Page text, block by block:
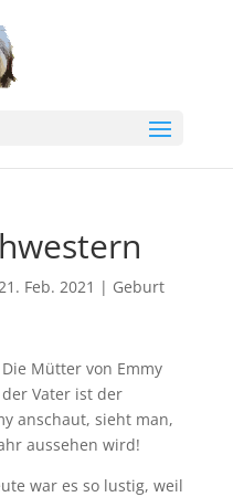
Feb. 2021 | Geburt
Mütter von Emmy
Vater ist der
anschaut, sieht man,
aussehen wird!
war es so lustig, weil